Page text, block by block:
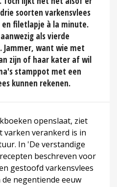
soorten varkensvlees
filetlapje à la minute.
als vierde
Jammer, want wie met
zijn of haar kater af wil
stamppot met een
kunnen rekenen.
openslaat, ziet
varken verankerd is in
In 'De verstandige
beschreven voor
gestoofd varkensvlees
negentiende eeuw